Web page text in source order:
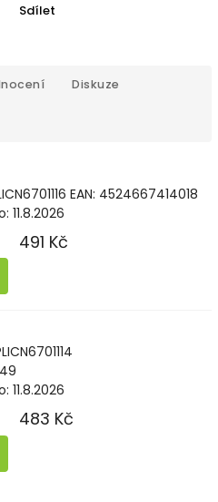
Sdílet
Diskuze
EAN: 4524667414018
11.8.2026
491 Kč
11.8.2026
483 Kč